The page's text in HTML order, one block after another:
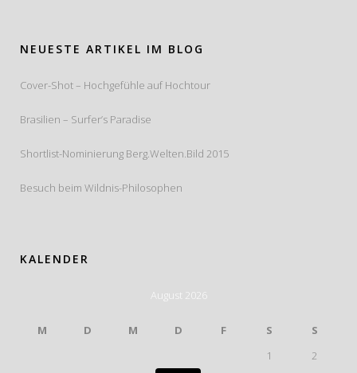
NEUESTE ARTIKEL IM BLOG
Cover-Shot – Hochgefühle auf Hochtour
Brasilien – Surfer’s Paradise
Shortlist-Nominierung Berg.Welten.Bild 2015
Besuch beim Wildnis-Philosophen
KALENDER
August 2026
M D M D F S
S
1
2